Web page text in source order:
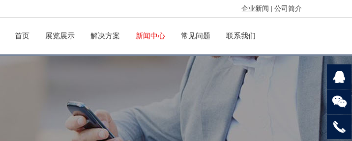
企业新闻 公司简介
首页 展览展示 解决方案 新闻中心 常见问题 联系我们